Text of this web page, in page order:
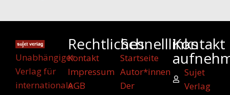
Unabhängiger
Verlag für
internationale
Rechtliches
Kontakt
Impressum
AGB
Schnelllinks
Startseite
Autor*innen
Der
Kontakt
Sujet
Verlag